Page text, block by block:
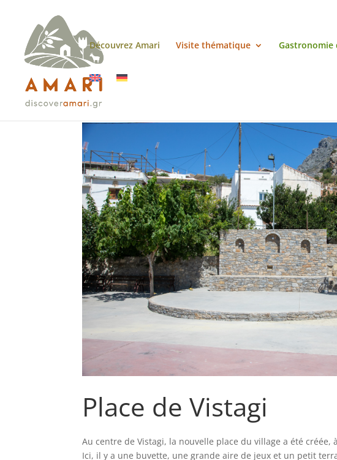
Découvrez Amari Visite thématique Gastronomie
Place de Vistagi
Au centre de Vistagi, la nouvelle place du village a été
Ici, il y a une buvette, une grande aire de jeux et un petit